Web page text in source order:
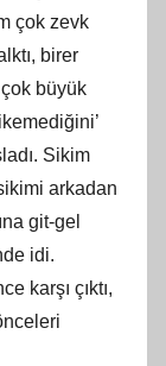
çok zevk
birer
çok büyük
Sikim
arkadan
git-gel
idi.
karşı çıktı,